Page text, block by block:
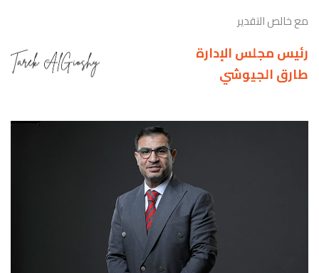
مع خالص التقدير
رئيس مجلس الإدارة
طارق الجيوشي